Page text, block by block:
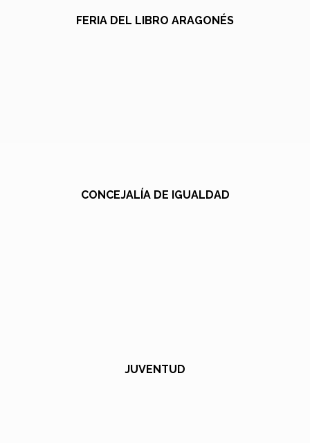
FERIA DEL LIBRO ARAGONÉS
CONCEJALÍA DE IGUALDAD
JUVENTUD